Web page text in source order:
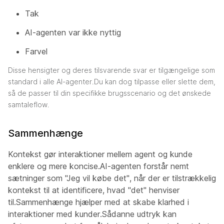
Tak
AI-agenten var ikke nyttig
Farvel
Disse hensigter og deres tilsvarende svar er tilgængelige som
standard i alle AI-agenter.Du kan dog tilpasse eller slette dem,
så de passer til din specifikke brugsscenario og det ønskede
samtaleflow.
Sammenhænge
Kontekst gør interaktioner mellem agent og kunde
enklere og mere koncise.AI-agenten forstår nemt
sætninger som "Jeg vil købe det", når der er tilstrækkelig
kontekst til at identificere, hvad "det" henviser
til.Sammenhænge hjælper med at skabe klarhed i
interaktioner med kunder.Sådanne udtryk kan